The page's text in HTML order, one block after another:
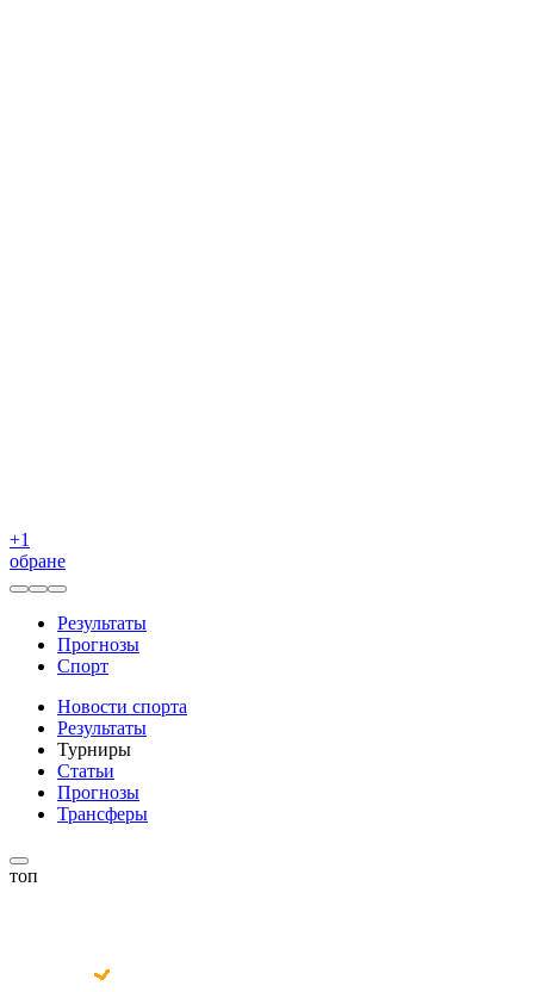
+1
обране
Результаты
Прогнозы
Спорт
Новости спорта
Результаты
Турниры
Статьи
Прогнозы
Трансферы
топ